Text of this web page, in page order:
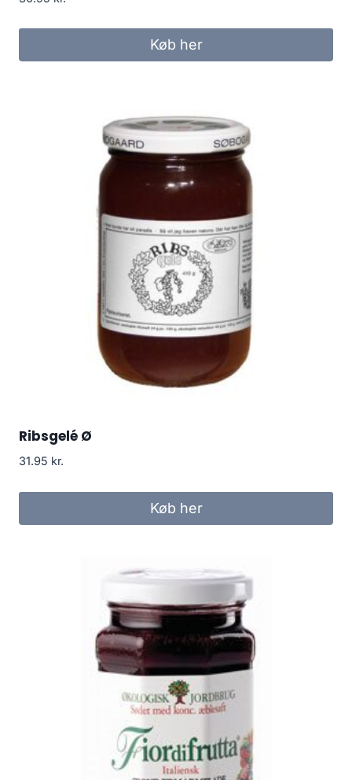
Køb her
Ribsgelé Ø
31.95 kr.
Køb her